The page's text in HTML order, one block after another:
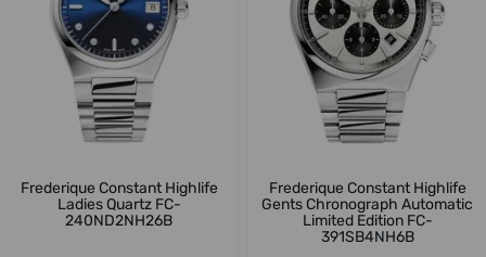
Frederique Constant Highlife
Ladies Quartz FC-
240ND2NH26B
Frederique Constant Highlife
Gents Chronograph Automatic
Limited Edition FC-
391SB4NH6B